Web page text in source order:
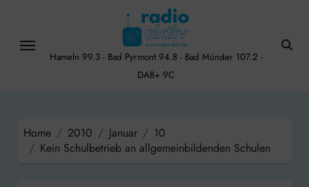
content
Hameln 99.3 - Bad Pyrmont 94.8 - Bad Münder 107.2 -
DAB+ 9C
Home 2010 Januar
10
Kein Schulbetrieb an allgemeinbildenden Schulen